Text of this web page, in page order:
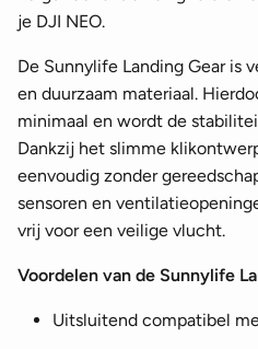
je DJI NEO.
De Sunnylife Landing Gear is
en duurzaam materiaal.
minimaal en wordt de
Dankzij het slimme
eenvoudig zonder
sensoren en
vrij voor een veilige vlucht.
Voordelen van de Sunnylife
Uitsluitend compatibel